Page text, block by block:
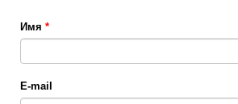
Имя *
E-mail